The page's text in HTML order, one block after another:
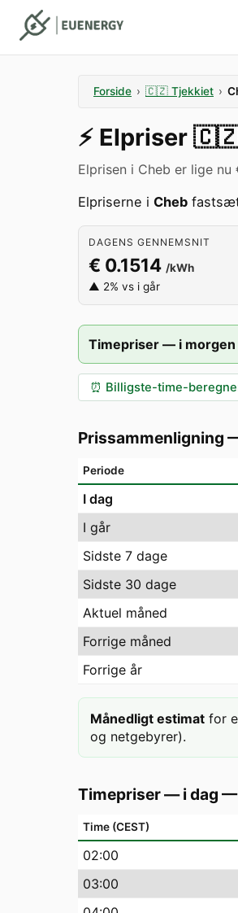
Forside › 🇨🇿 Tjekkiet ›
⚡️ Elpriser
Elprisen i Cheb er lige nu
Elpriserne i Cheb
DAGENS GENNEMSNIT
€ 0.1514 /kWh
▲ 2% vs i går
Timepriser — i morgen
⏰ Billigste-time-
Prissammenligning
Periode
I dag
I går
Sidste 7 dage
Sidste 30 dage
Aktuel måned
Forrige måned
Forrige år
Månedligt estimat for
og netgebyrer).
Timepriser — i dag —
Time (CEST)
02:00
03:00